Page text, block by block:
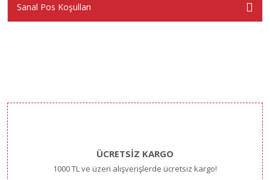
Sanal Pos Koşulları
ÜCRETSİZ KARGO
1000 TL ve üzeri alışverişlerde ücretsiz kargo!